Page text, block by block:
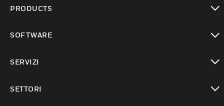
PRODUCTS
SOFTWARE
SERVIZI
SETTORI